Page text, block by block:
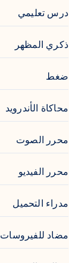
درس تعليمي
ذكري المظهر
ضغط
محاكاة الأندرويد
محرر الصوت
محرر الفيديو
مدراء التحميل
مضاد للفيروسات